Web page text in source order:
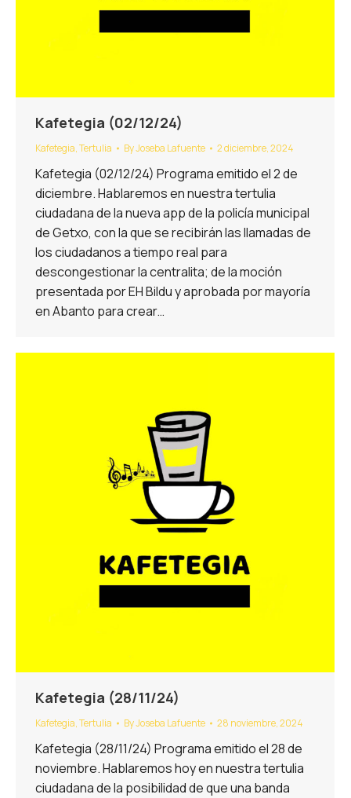
Kafetegia (02/12/24)
Kafetegia,Tertulia ByJoseba Lafuente 2 diciembre, 2024
Kafetegia (02/12/24) Programa emitido el 2 de
diciembre. Hablaremos en nuestra tertulia
ciudadana de la nueva app de la policía municipal
de Getxo, con la que se recibirán las llamadas de
los ciudadanos a tiempo real para
descongestionar la centralita; de la moción
presentada por EH Bildu y aprobada por mayoría
en Abanto para crear…
Kafetegia (28/11/24)
Kafetegia,Tertulia ByJoseba Lafuente 28 noviembre, 2024
Kafetegia (28/11/24) Programa emitido el 28 de
noviembre. Hablaremos hoy en nuestra tertulia
ciudadana de la posibilidad de que una banda